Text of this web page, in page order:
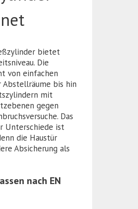
bietet
Die
von einfachen
Abstellräume bis hin
mit
gegen
Das
Unterschiede ist
die Haustür
Absicherung als
nach EN